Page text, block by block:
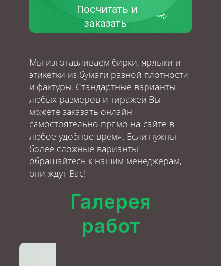
Посчитать и
заказать
Мы изготавливаем бирки, ярлыки и
этикетки из бумаги разной плотности
и фактуры. Стандартные варианты
любых размеров и тиражей Вы
можете заказать онлайн
самостоятельно прямо на сайте в
любое удобное время. Если нужны
более сложные варианты
обращайтесь к нашим менеджерам,
они ждут Вас!
Галерея
работ